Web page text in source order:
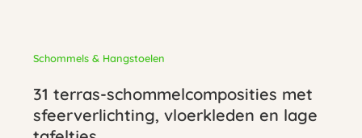
Schommels & Hangstoelen
31 terras-schommelcomposities met
sfeerverlichting, vloerkleden en lage